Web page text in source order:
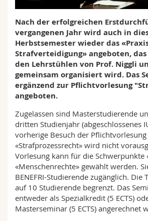
Math.-Nat. und Med. Fak.
Interfakultär
Mitarbeitende
Doktorierende
Webmail
Vorlesungsverzeichnis
MyUnifr
Nach der erfolgreichen
vergangenen Jahr wird auch in
Herbstsemester wieder das
Strafverteidigung» angeboten, das
den Lehrstühlen von Prof. Niggli
gemeinsam organisiert wird. Das
ergänzend zur Pflichtvorlesung
angeboten.
Zugelassen sind Masterstudierende
dritten Studienjahr (abgeschlossenes
vorherige Besuch der Pflichtvorlesung
«Strafprozessrecht» wird nicht
Vorlesung kann für die Schwerpunkte
«Menschenrechte» gewählt werden.
BENEFRI-Studierende zugänglich. Die
auf 10 Studierende begrenzt. Das
entweder als Spezialkredit (5 ECTS)
Masterseminar (5 ECTS) angerechnet